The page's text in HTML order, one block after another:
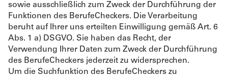
sowie ausschließlich zum Zweck der Durchführung der
Funktionen des BerufeCheckers. Die Verarbeitung
beruht auf Ihrer uns erteilten Einwilligung gemäß Art. 6
Abs. 1 a) DSGVO. Sie haben das Recht, der
Verwendung Ihrer Daten zum Zweck der Durchführung
des BerufeCheckers jederzeit zu widersprechen.
Um die Suchfunktion des BerufeCheckers zu